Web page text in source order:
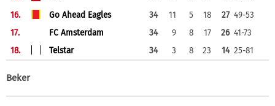
16.
Go Ahead Eagles 34 11 5 18 27 49-53
17.
FC Amsterdam 34 9 8 17 26 41-73
18.
Telstar 34 3 8 23 14 25-81
Beker